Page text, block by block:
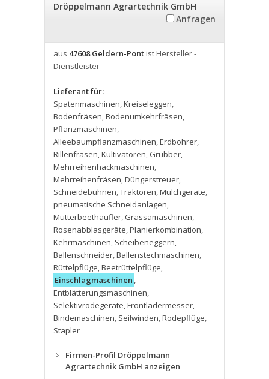
Dröppelmann Agrartechnik GmbH
Anfragen
aus 47608 Geldern-Pontist Hersteller -
Dienstleister
Lieferant für:
Spatenmaschinen,Kreiseleggen,
Bodenfräsen,Bodenumkehrfräsen,
Pflanzmaschinen,
Alleebaumpflanzmaschinen,Erdbohrer,
Rillenfräsen,Kultivatoren, Grubber,
Mehrreihenhackmaschinen,
Mehrreihenfräsen,Düngerstreuer,
Schneidebühnen,Traktoren,Mulchgeräte,
pneumatische Schneidanlagen,
Mutterbeethäufler, Grassämaschinen,
Rosenabblasgeräte,Planierkombination,
Kehrmaschinen, Scheibeneggern,
Ballenschneider,Ballenstechmaschinen,
Rüttelpflüge,Beetrüttelpflüge,
Einschlagmaschinen ,
Entblätterungsmaschinen,
Selektivrodegeräte,Frontladermesser,
Bindemaschinen, Seilwinden,Rodepflüge,
Stapler
Firmen-Profil Dröppelmann
Agrartechnik GmbH anzeigen